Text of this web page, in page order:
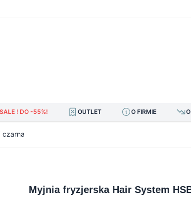
! DO -55%! OUTLET O FIRMIE
czarna
Myjnia fryzjerska Hair System